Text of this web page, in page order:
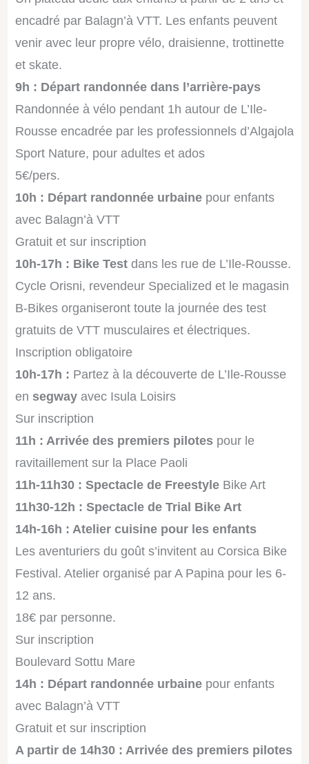
encadré par Balagn’à VTT. Les enfants peuvent
venir avec leur propre vélo, draisienne, trottinette
et skate.
9h : Départ randonnée dans l’arrière-pays
Randonnée à vélo pendant 1h autour de L’Ile-
Rousse encadrée par les professionnels d’Algajola
Sport Nature, pour adultes et ados
5€/pers.
10h : Départ randonnée urbaine pour enfants
avec Balagn’à VTT
Gratuit et sur inscription
10h-17h : Bike Testdans les rue de L’Ile-Rousse.
Cycle Orisni, revendeur Specialized et le magasin
B-Bikes organiseront toute la journée des test
gratuits de VTT musculaires et électriques.
Inscription obligatoire
10h-17h : Partez à la découverte de L’Ile-Rousse
en segwayavec Isula Loisirs
Sur inscription
11h : Arrivée des premiers pilotespour le
ravitaillement sur la Place Paoli
11h-11h30 : Spectacle de FreestyleBike Art
11h30-12h : Spectacle de Trial Bike Art
14h-16h : Atelier cuisine pour les enfants
Les aventuriers du goût s’invitent au Corsica Bike
Festival. Atelier organisé par A Papina pour les 6-
12 ans.
18€ par personne.
Sur inscription
Boulevard Sottu Mare
14h : Départ randonnée urbainepour enfants
avec Balagn’à VTT
Gratuit et sur inscription
A partir de 14h30 : Arrivée des premiers pilotes